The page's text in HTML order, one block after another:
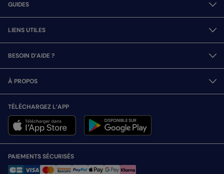
GUIDES
LIENS UTILES
BESOIN D’AIDE ?
À PROPOS
TÉLÉCHARGEZ L’APP
PAIEMENTS SÉCURISÉS